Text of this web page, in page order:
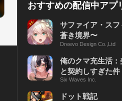
おすすめの配信中アプ
サファイア・スフ
蒼き境界〜
Dreevo Design Co.,Ltd
俺のクマ充生活：
と契約しすぎた件
Six Waves Inc.
ドット戦記